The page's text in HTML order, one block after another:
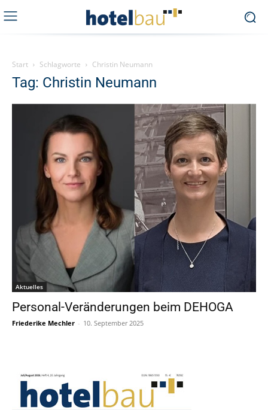
Start Schlagworte Christin Neumann
Tag: Christin Neumann
Aktuelles
Personal-Veränderungen beim DEHOGA
Friederike Mechler - 10. September 2025